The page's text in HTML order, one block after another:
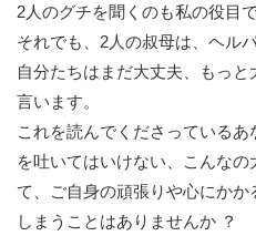
2人のグチを聞くのも私の役目
それでも、2人の叔母は、ヘル
自分たちはまだ大丈夫、もっ
言います。
これを読んでくださっている
を吐いてはいけない、こんな
て、ご自身の頑張りや心にか
しまうことはありませんか ？